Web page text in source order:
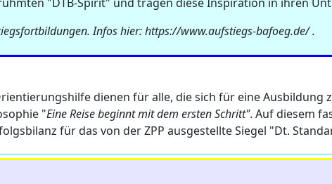
Infos hier: https://www.aufstiegs-bafoeg.de/ .
dienen für alle, die sich für eine Ausbildung
"Eine Reise beginnt mit dem ersten Schritt". Auf diesem
für das von der ZPP ausgestellte Siegel "Dt.